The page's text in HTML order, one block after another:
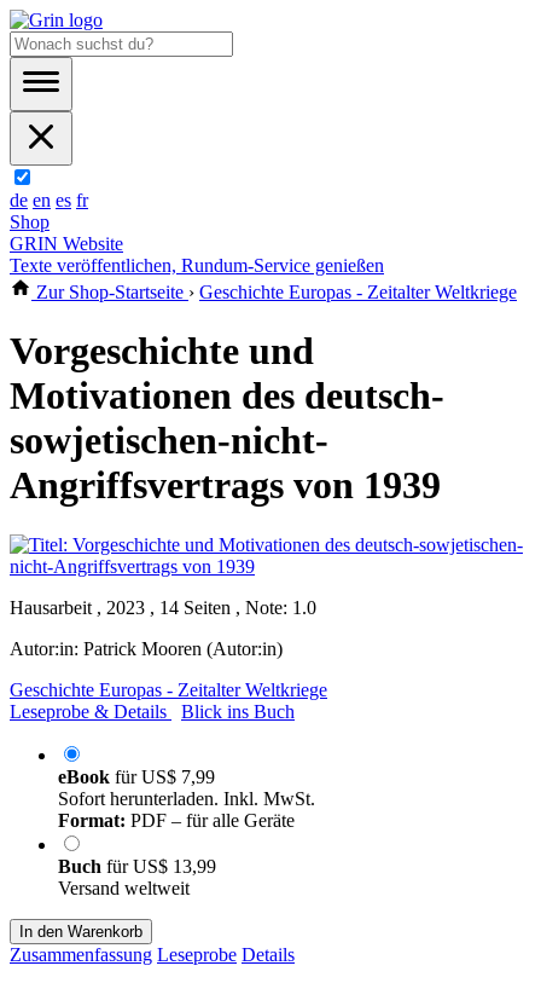
de en es fr
Shop
GRIN Website
Texte veröffentlichen, Rundum-Service genießen
Zur Shop-Startseite › Geschichte Europas - Zeitalter Weltkriege
Vorgeschichte und
Motivationen des deutsch-
sowjetischen-nicht-
Angriffsvertrags von 1939
Hausarbeit , 2023 , 14 Seiten , Note: 1.0
Autor:in: Patrick Mooren (Autor:in)
Geschichte Europas - Zeitalter Weltkriege
Leseprobe & Details
Blick ins Buch
eBook fürUS$ 7,99
Sofort herunterladen. Inkl. MwSt.
Format: PDF – für alle Geräte
Buch fürUS$ 13,99
Versand weltweit
In den Warenkorb
Zusammenfassung Leseprobe Details